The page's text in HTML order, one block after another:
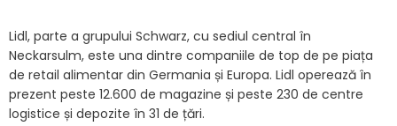
Lidl, parte a grupului Schwarz, cu sediul central în
Neckarsulm, este una dintre companiile de top de pe piața
de retail alimentar din Germania și Europa. Lidl operează în
prezent peste 12.600 de magazine și peste 230 de centre
logistice și depozite în 31 de țări.